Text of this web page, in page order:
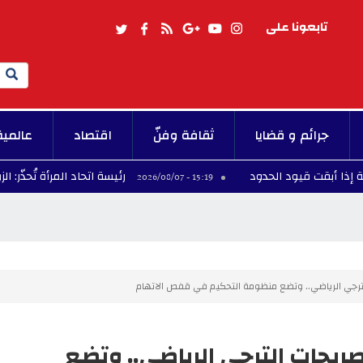
تابعونا على
Search
جرائم و قضايا ثقافة وفنّ اقتصاد
الحدود 15:19 - 2026/08/07 رئيسة اتحاد المرأة تُحذّر: الزواج غير
الرياضي.. وتضع منظومة التحكيم في قفص الاتهام